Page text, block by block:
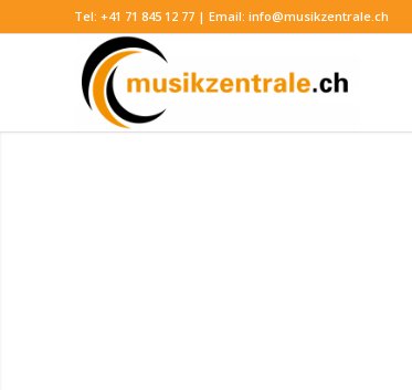
Tel: +41 71 845 12 77 | Email: info@musikzentrale.ch